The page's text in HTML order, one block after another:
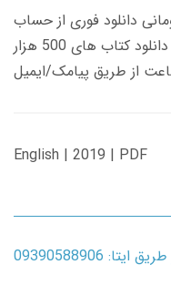
های 600 هزار تومانی دانلود فوری از حساب
کاربری می باشد، و زمان تحویل لینک دانلود کتاب های 500 هزار
English | 2019 | PDF
09390588906